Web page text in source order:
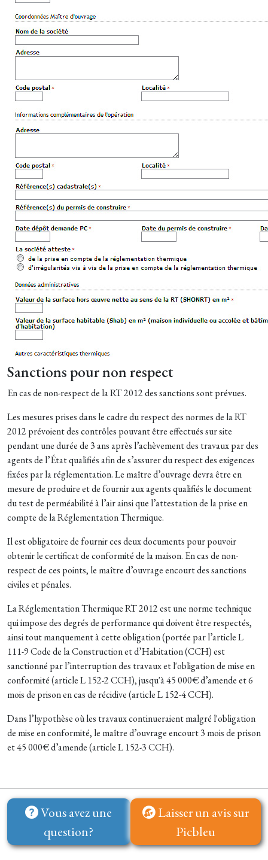
Sanctions pour non respect
En cas de non-respect de la RT 2012 des sanctions sont prévues.
Les mesures prises dans le cadre du respect des normes de la RT
2012 prévoient des contrôles pouvant être effectués sur site
pendant une durée de 3 ans après l’achèvement des travaux par des
agents de l’État qualifiés afin de s’assurer du respect des exigences
fixées par la réglementation. Le maître d’ouvrage devra être en
mesure de produire et de fournir aux agents qualifiés le document
du test de perméabilité à l’air ainsi que l’attestation de la prise en
compte de la Réglementation Thermique.
Il est obligatoire de fournir ces deux documents pour pouvoir
obtenir le certificat de conformité de la maison. En cas de non-
respect de ces points, le maître d’ouvrage encourt des sanctions
civiles et pénales.
La Réglementation Thermique RT 2012 est une norme technique
qui impose des degrés de performance qui doivent être respectés,
ainsi tout manquement à cette obligation (portée par l’article L
111-9 Code de la Construction et d’Habitation (CCH) est
sanctionné par l’interruption des travaux et l'obligation de mise en
conformité (article L 152-2 CCH), jusqu'à 45 000€ d’amende et 6
mois de prison en cas de récidive (article L 152-4 CCH).
Dans l’hypothèse où les travaux continueraient malgré l'obligation
de mise en conformité, le maître d’ouvrage encourt 3 mois de prison
et 45 000€ d’amende (article L 152-3 CCH).
Vous avez une
question?
Laisser un avis sur
Picbleu